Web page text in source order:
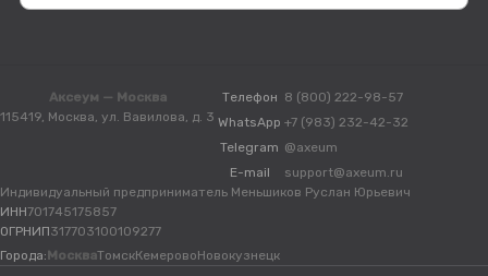
Аксеум — Москва
115419, Москва, ул. Вавилова, д. 3
Телефон 8 (800) 222-98-57
WhatsApp +7 (983) 232-42-32
Telegram @axeum
E-mail
support@axeum.ru
Индивидуальный предприниматель Меньшиков Руслан Юрьевич
ИНН701745175857
ОГРНИП317703100109277
Города: МоскваТомскКемеровоНовокузнецк